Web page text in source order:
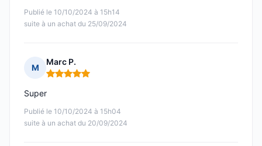
Publié le 10/10/2024 à 15h14
suite à un achat du 25/09/2024
M
Marc P.
Note : 5 sur 5
Publié le 10/10/2024 à 15h04
suite à un achat du 20/09/2024
Super